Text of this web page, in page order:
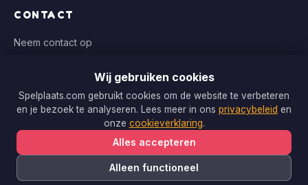
CONTACT
Neem contact op
WIJ VERGELIJKEN BIJ
Bol.com, Spellenrijk, Boardgameshop.nl
Copyright © 2026 Spelplaats.com. Alle rechten voorbehouden.
Wij gebruiken cookies
Spelplaats.com gebruikt cookies om de website te verbeteren
en je bezoek te analyseren. Lees meer in ons privacybeleid en
onze cookieverklaring.
Alles accepteren
Alleen functioneel